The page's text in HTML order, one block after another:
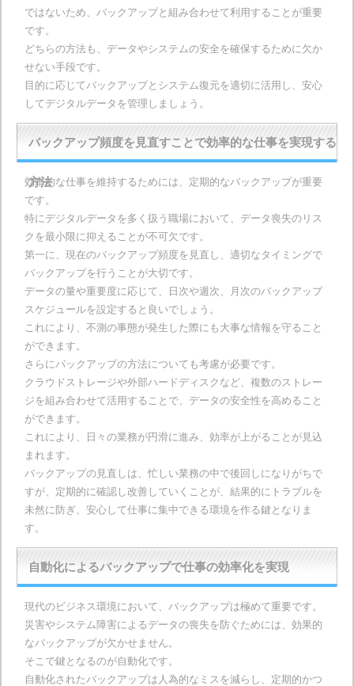
ではないため、バックアップと組み合わせて利用することが重要
です。
どちらの方法も、データやシステムの安全を確保するために欠か
せない手段です。
目的に応じてバックアップとシステム復元を適切に活用し、安心
してデジタルデータを管理しましょう。
バックアップ頻度を見直すことで効率的な仕事を実現する
方法
効率的な仕事を維持するためには、定期的なバックアップが重要
です。
特にデジタルデータを多く扱う職場において、データ喪失のリス
クを最小限に抑えることが不可欠です。
第一に、現在のバックアップ頻度を見直し、適切なタイミングで
バックアップを行うことが大切です。
データの量や重要度に応じて、日次や週次、月次のバックアップ
スケジュールを設定すると良いでしょう。
これにより、不測の事態が発生した際にも大事な情報を守ること
ができます。
さらにバックアップの方法についても考慮が必要です。
クラウドストレージや外部ハードディスクなど、複数のストレー
ジを組み合わせて活用することで、データの安全性を高めること
ができます。
これにより、日々の業務が円滑に進み、効率が上がることが見込
まれます。
バックアップの見直しは、忙しい業務の中で後回しになりがちで
すが、定期的に確認し改善していくことが、結果的にトラブルを
未然に防ぎ、安心して仕事に集中できる環境を作る鍵となりま
す。
自動化によるバックアップで仕事の効率化を実現
現代のビジネス環境において、バックアップは極めて重要です。
災害やシステム障害によるデータの喪失を防ぐためには、効果的
なバックアップが欠かせません。
そこで鍵となるのが自動化です。
自動化されたバックアップは人為的なミスを減らし、定期的かつ